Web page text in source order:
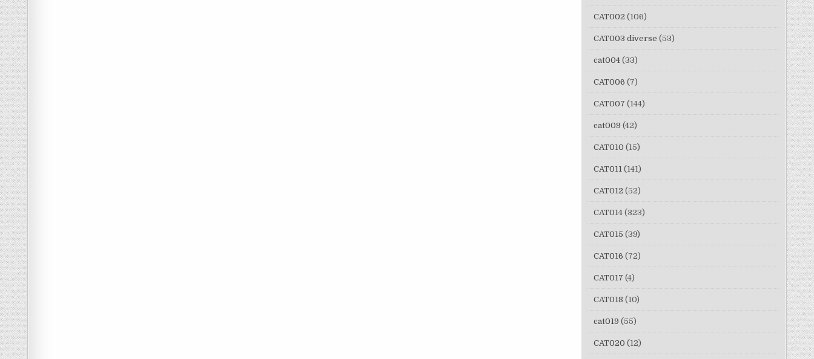
CAT002 (106)
CAT003 diverse (53)
cat004 (33)
CAT006 (7)
CAT007 (144)
cat009 (42)
CAT010 (15)
CAT011 (141)
CAT012 (52)
CAT014 (323)
CAT015 (39)
CAT016 (72)
CAT017 (4)
CAT018 (10)
cat019 (55)
CAT020 (12)